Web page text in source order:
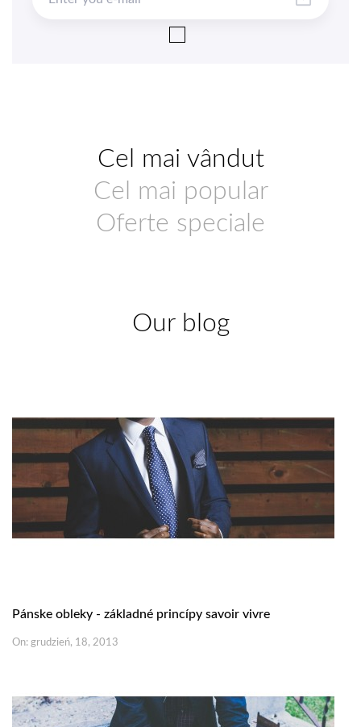
Cel mai vândut
Cel mai popular
Oferte speciale
Our blog
Pánske obleky - základné princípy savoir vivre
On: grudzień, 18, 2013